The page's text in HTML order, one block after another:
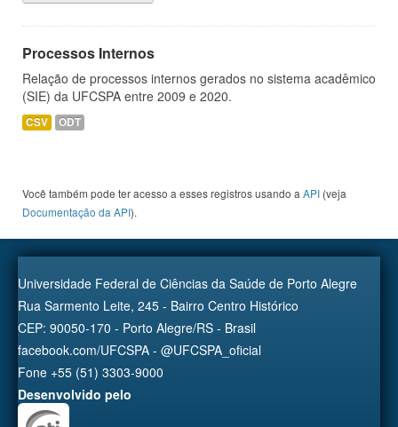
Processos Internos
Relação de processos internos gerados no sistema acadêmico
(SIE) da UFCSPA entre 2009 e 2020.
CSV ODT
Você também pode ter acesso a esses registros usando a API (veja
Documentação da API).
Universidade Federal de Ciências da Saúde de Porto Alegre
Rua Sarmento Leite, 245 - Bairro Centro Histórico
CEP: 90050-170 - Porto Alegre/RS - Brasil
facebook.com/UFCSPA - @UFCSPA_oficial
Fone +55 (51) 3303-9000
Desenvolvido pelo